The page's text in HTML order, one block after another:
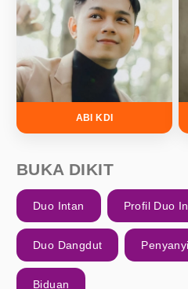
ABI KDI
BUKA DIKIT
Duo Intan Profil Duo
Duo Dangdut
Biduan